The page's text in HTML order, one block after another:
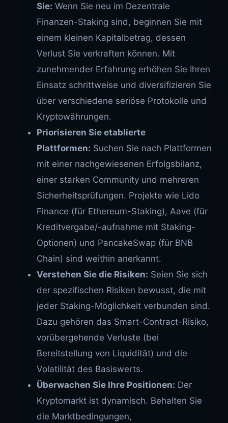
Sie: Wenn Sie neu im Dezentrale
Finanzen-Staking sind, beginnen Sie mit
einem kleinen Kapitalbetrag, dessen
Verlust Sie verkraften können. Mit
zunehmender Erfahrung erhöhen Sie Ihren
Einsatz schrittweise und diversifizieren Sie
über verschiedene seriöse Protokolle und
Kryptowährungen.
Priorisieren Sie etablierte
Plattformen: Suchen Sie nach Plattformen
mit einer nachgewiesenen Erfolgsbilanz,
einer starken Community und mehreren
Sicherheitsprüfungen. Projekte wie Lido
Finance (für Ethereum-Staking), Aave (für
Kreditvergabe/-aufnahme mit Staking-
Optionen) und PancakeSwap (für BNB
Chain) sind weithin anerkannt.
Verstehen Sie die Risiken: Seien Sie sich
der spezifischen Risiken bewusst, die mit
jeder Staking-Möglichkeit verbunden sind.
Dazu gehören das Smart-Contract-Risiko,
vorübergehende Verluste (bei
Bereitstellung von Liquidität) und die
Volatilität des Basiswerts.
Überwachen Sie Ihre Positionen: Der
Kryptomarkt ist dynamisch. Behalten Sie
die Marktbedingungen,